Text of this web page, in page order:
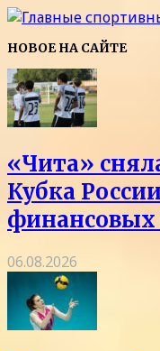
НОВОЕ НА САЙТЕ
«Чита»
Кубка
06.08.2026